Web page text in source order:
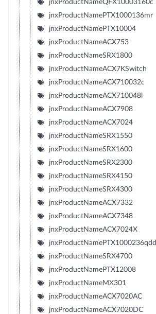
jnxProductNameQFX10003160c
jnxProductNamePTX1000136mr
jnxProductNamePTX10004
jnxProductNameACX753
jnxProductNameSRX1800
jnxProductNameACX7KSwitch
jnxProductNameACX710032c
jnxProductNameACX710048l
jnxProductNameACX7908
jnxProductNameACX7024
jnxProductNameSRX1550
jnxProductNameSRX1600
jnxProductNameSRX2300
jnxProductNameSRX4150
jnxProductNameSRX4300
jnxProductNameACX7332
jnxProductNameACX7348
jnxProductNameACX7024X
jnxProductNamePTX1000236qdd
jnxProductNameSRX4700
jnxProductNamePTX12008
jnxProductNameMX301
jnxProductNameACX7020AC
jnxProductNameACX7020DC